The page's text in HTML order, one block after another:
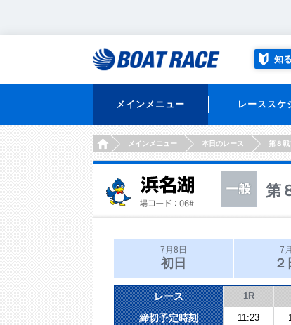
知
メインメニュー レーススケ
HOMEメインメニュー 本日のレース 第８
第
7月8日
初日
7
２
レース 1R
締切予定時刻 11:23